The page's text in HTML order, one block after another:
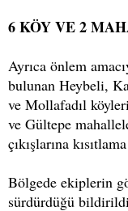
6 KÖY VE 2
Ayrıca önlem
bulunan Heybeli,
ve Mollafadıl
ve Gültepe
çıkışlarına
Bölgede ekiplerin
sürdürdüğü